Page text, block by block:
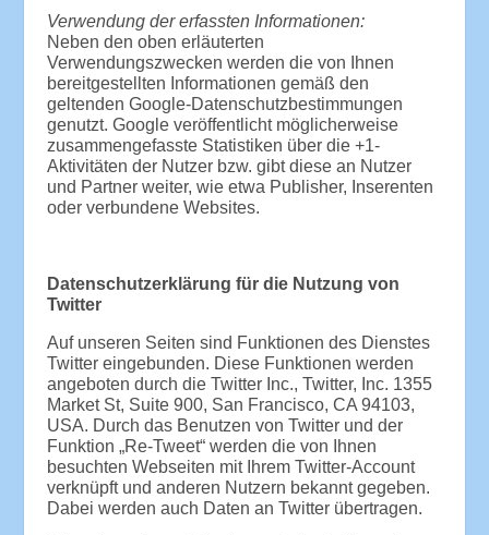
Verwendung der erfassten Informationen:
Neben den oben erläuterten
Verwendungszwecken werden die von Ihnen
bereitgestellten Informationen gemäß den
geltenden Google-Datenschutzbestimmungen
genutzt. Google veröffentlicht möglicherweise
zusammengefasste Statistiken über die +1-
Aktivitäten der Nutzer bzw. gibt diese an Nutzer
und Partner weiter, wie etwa Publisher, Inserenten
oder verbundene Websites.
Datenschutzerklärung für die Nutzung von
Twitter
Auf unseren Seiten sind Funktionen des Dienstes
Twitter eingebunden. Diese Funktionen werden
angeboten durch die Twitter Inc., Twitter, Inc. 1355
Market St, Suite 900, San Francisco, CA 94103,
USA. Durch das Benutzen von Twitter und der
Funktion „Re-Tweet“ werden die von Ihnen
besuchten Webseiten mit Ihrem Twitter-Account
verknüpft und anderen Nutzern bekannt gegeben.
Dabei werden auch Daten an Twitter übertragen.